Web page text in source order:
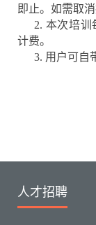
即止。如需取
2. 本次培
计费。
3. 用户可自
人才招聘